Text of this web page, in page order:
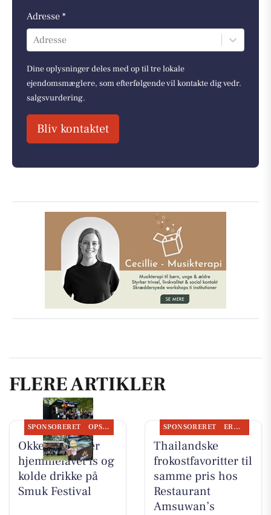
Adresse *
Adresse
Dine oplysninger deles med op til tre lokale
ejendomsmæglere, som efterfølgende vil kontakte dig vedr.
salgsvurdering.
Bliv kontaktet
FLERE ARTIKLER
SPONSORERET OPSLAGSTAVLEN
Okkels serverer
hjemmelavet is og
kolde drikke på
Smuk Festival
SPONSORERET ERHVERV
Thailandske
frokostfavoritter til
samme pris hos
Restaurant
Amsuwan’s